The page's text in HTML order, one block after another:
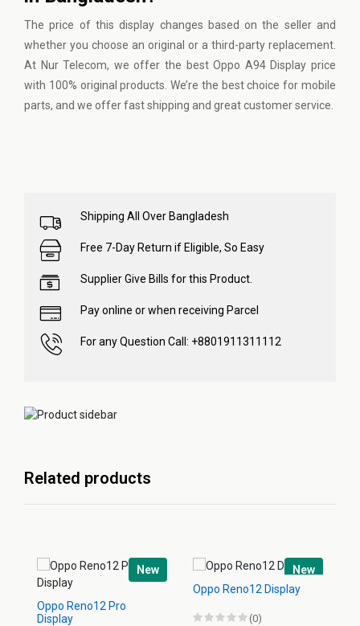
The price of this display changes based on the seller and
whether you choose an original or a third-party replacement.
At Nur Telecom, we offer the best Oppo A94 Display price
with 100% original products. We’re the best choice for mobile
parts, and we offer fast shipping and great customer service.
Shipping All Over Bangladesh
Free 7-Day Return if Eligible, So Easy
Supplier Give Bills for this Product.
Pay online or when receiving Parcel
For any Question Call: +8801911311112
Related products
New
Oppo Reno12 Pro
Display
New
Oppo Reno12 Display
(0)